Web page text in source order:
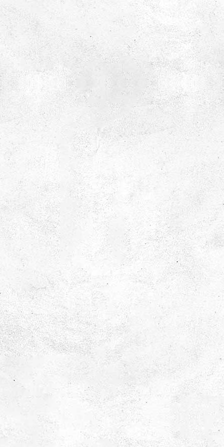
Luft och tryck
Vad händer när luft sätts i rörelse? I det här materialet
får ni experimentera med luftströmmar, virvlar och
tryck – och upptäcka vad som egentligen finns i det vi
inte kan se.
El och energi
Undersök el- och energi på olika sätt i vår utställning!
Kan du koppla en sluten krets? Vilka
energiomvandlingar sker? Och vad är skillnaden på en
motor och en generator?